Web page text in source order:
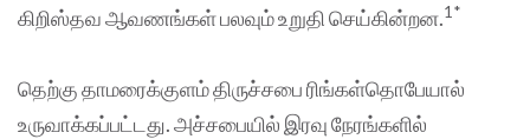
கிறிஸ்தவ ஆவணங்கள் பலவும் உறுதி செய்கின்றன.1*
தெற்கு தாமரைக்குளம் திருச்சபை ரிங்கள்தொபேயால்
உருவாக்கப்பட்டது. அச்சபையில் இரவு நேரங்களில்